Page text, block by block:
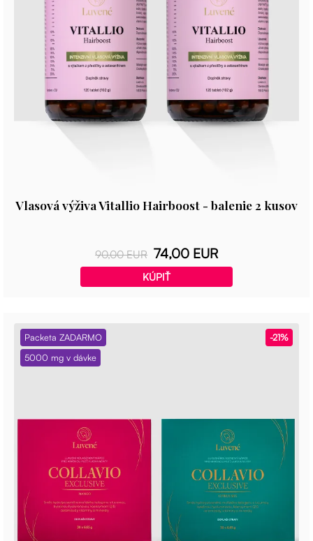
Vlasová výživa Vitallio Hairboost - balenie 2 kusov
90,00 EUR 74,00 EUR
KÚPIŤ
-21%
Packeta ZADARMO
5000 mg v dávke